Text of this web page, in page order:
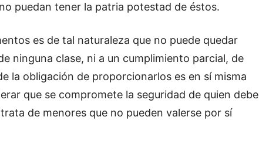
puedan tener la patria potestad de éstos.
es de tal naturaleza que no puede quedar
ninguna clase, ni a un cumplimiento parcial, de
la obligación de proporcionarlos es en sí misma
que se compromete la seguridad de quien debe
de menores que no pueden valerse por sí